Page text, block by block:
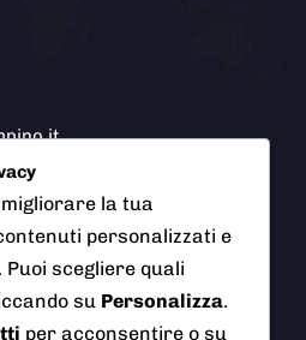
di Ciampino (Roma). Tutti
riservati
la tua
personalizzati e
scegliere quali
su Personalizza.
per acconsentire o su